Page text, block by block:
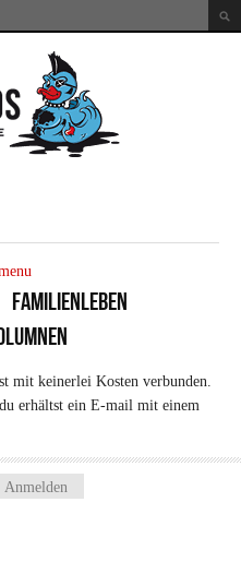
FAMILIENLEBEN
mit keinerlei Kosten verbunden.
erhältst ein E-mail mit einem
Reiter)
Anmelden